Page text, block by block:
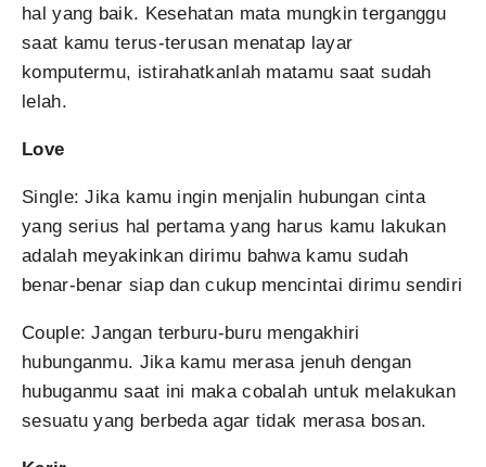
hal yang baik. Kesehatan mata mungkin terganggu
saat kamu terus-terusan menatap layar
komputermu, istirahatkanlah matamu saat sudah
lelah.
Love
Single: Jika kamu ingin menjalin hubungan cinta
yang serius hal pertama yang harus kamu lakukan
adalah meyakinkan dirimu bahwa kamu sudah
benar-benar siap dan cukup mencintai dirimu sendiri
Couple: Jangan terburu-buru mengakhiri
hubunganmu. Jika kamu merasa jenuh dengan
hubuganmu saat ini maka cobalah untuk melakukan
sesuatu yang berbeda agar tidak merasa bosan.